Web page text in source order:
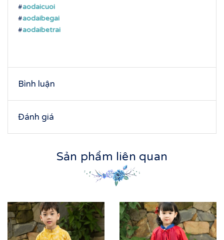
#aodaicuoi
#aodaibegai
#aodaibetrai
Bình luận
Đánh giá
Sản phẩm liên quan